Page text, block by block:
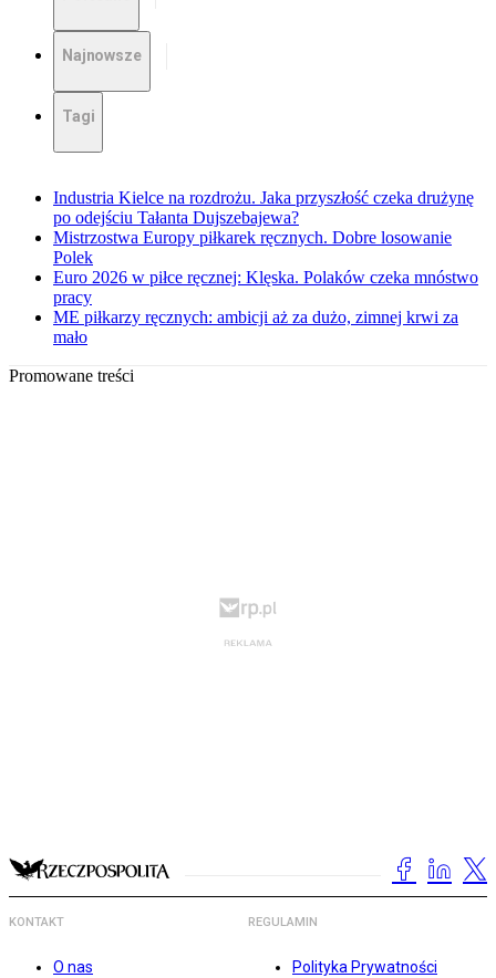
Najnowsze
Tagi
Industria Kielce na rozdrożu. Jaka przyszłość czeka drużynę
po odejściu Tałanta Dujszebajewa?
Mistrzostwa Europy piłkarek ręcznych. Dobre losowanie
Polek
Euro 2026 w piłce ręcznej: Klęska. Polaków czeka mnóstwo
pracy
ME piłkarzy ręcznych: ambicji aż za dużo, zimnej krwi za
mało
Promowane treści
KONTAKT
O nas
REGULAMIN
Polityka Prywatności